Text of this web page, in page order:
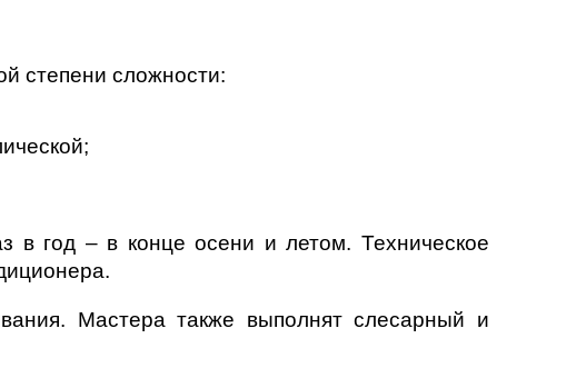
степени сложности:
в год – в конце осени и летом. Техническое
Мастера также выполнят слесарный и